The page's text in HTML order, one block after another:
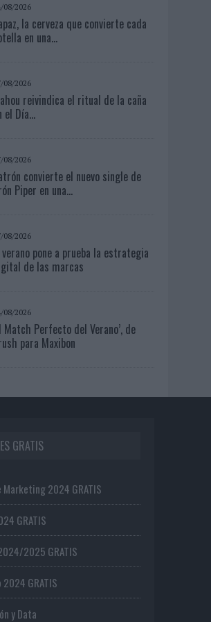
08/2026
la cerveza que convierte cada
en una...
08/2026
reivindica el ritual de la caña
el Día...
08/2026
convierte el nuevo single de
Piper en una...
08/2026
verano pone a prueba la estrategia
de las marcas
08/2026
Match Perfecto del Verano’, de
para Maxibon
GRATIS
Marketing 2024 GRATIS
GRATIS
2025 GRATIS
2024 GRATIS
y Data